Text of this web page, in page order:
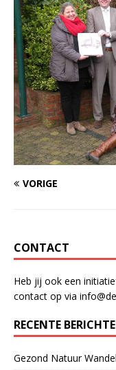
VORIGE
CONTACT
Heb jij ook een
contact op via
RECENTE
Gezond Natuur